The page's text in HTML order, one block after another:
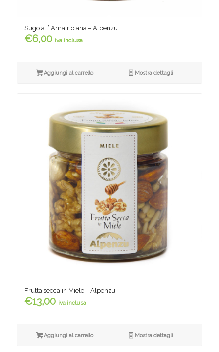
Sugo all’ Amatriciana – Alpenzu
€6,00 iva inclusa
Aggiungi al carrello Mostra dettagli
Frutta secca in Miele – Alpenzu
€13,00 iva inclusa
Aggiungi al carrello Mostra dettagli